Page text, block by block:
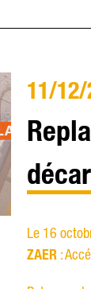
11/
Le 16
ZAER :